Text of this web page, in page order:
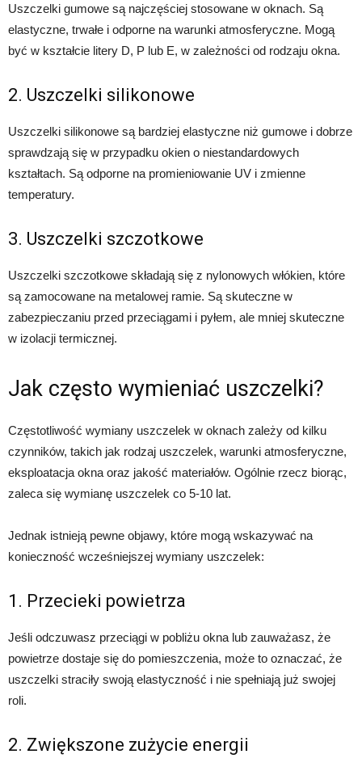
Uszczelki gumowe są najczęściej stosowane w oknach. Są
elastyczne, trwałe i odporne na warunki atmosferyczne. Mogą
być w kształcie litery D, P lub E, w zależności od rodzaju okna.
2. Uszczelki silikonowe
Uszczelki silikonowe są bardziej elastyczne niż gumowe i dobrze
sprawdzają się w przypadku okien o niestandardowych
kształtach. Są odporne na promieniowanie UV i zmienne
temperatury.
3. Uszczelki szczotkowe
Uszczelki szczotkowe składają się z nylonowych włókien, które
są zamocowane na metalowej ramie. Są skuteczne w
zabezpieczaniu przed przeciągami i pyłem, ale mniej skuteczne
w izolacji termicznej.
Jak często wymieniać uszczelki?
Częstotliwość wymiany uszczelek w oknach zależy od kilku
czynników, takich jak rodzaj uszczelek, warunki atmosferyczne,
eksploatacja okna oraz jakość materiałów. Ogólnie rzecz biorąc,
zaleca się wymianę uszczelek co 5-10 lat.
Jednak istnieją pewne objawy, które mogą wskazywać na
konieczność wcześniejszej wymiany uszczelek:
1. Przecieki powietrza
Jeśli odczuwasz przeciągi w pobliżu okna lub zauważasz, że
powietrze dostaje się do pomieszczenia, może to oznaczać, że
uszczelki straciły swoją elastyczność i nie spełniają już swojej
roli.
2. Zwiększone zużycie energii